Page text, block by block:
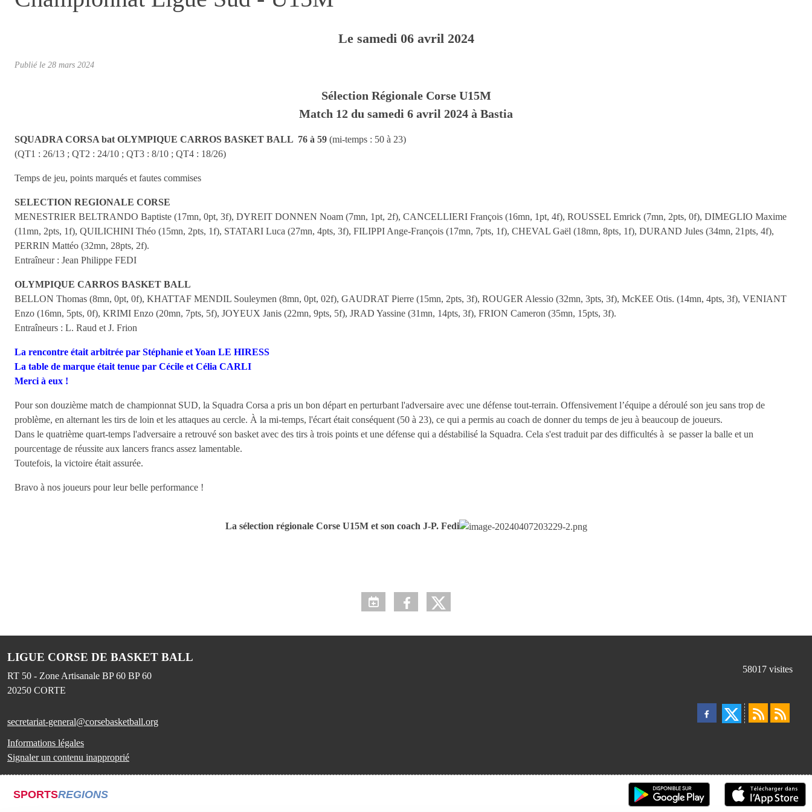
Le samedi 06 avril 2024
Publié le 28 mars 2024
Sélection Régionale Corse U15M
Match 12 du samedi 6 avril 2024 à Bastia
SQUADRA CORSA bat OLYMPIQUE CARROS BASKET BALL 76 à 59 (mi-temps : 50 à 23)
(QT1 : 26/13 ; QT2 : 24/10 ; QT3 : 8/10 ; QT4 : 18/26)
Temps de jeu, points marqués et fautes commises
SELECTION REGIONALE CORSE
MENESTRIER BELTRANDO Baptiste (17mn, 0pt, 3f), DYREIT DONNEN Noam (7mn, 1pt, 2f), CANCELLIERI François (16mn, 1pt, 4f), ROUSSEL Emrick (7mn, 2pts, 0f), DIMEGLIO Maxime
(11mn, 2pts, 1f), QUILICHINI Théo (15mn, 2pts, 1f), STATARI Luca (27mn, 4pts, 3f), FILIPPI Ange-François (17mn, 7pts, 1f), CHEVAL Gaël (18mn, 8pts, 1f), DURAND Jules (34mn, 21pts, 4f),
PERRIN Mattéo (32mn, 28pts, 2f).
Entraîneur : Jean Philippe FEDI
OLYMPIQUE CARROS BASKET BALL
BELLON Thomas (8mn, 0pt, 0f), KHATTAF MENDIL Souleymen (8mn, 0pt, 02f), GAUDRAT Pierre (15mn, 2pts, 3f), ROUGER Alessio (32mn, 3pts, 3f), McKEE Otis. (14mn, 4pts, 3f), VENIANT
Enzo (16mn, 5pts, 0f), KRIMI Enzo (20mn, 7pts, 5f), JOYEUX Janis (22mn, 9pts, 5f), JRAD Yassine (31mn, 14pts, 3f), FRION Cameron (35mn, 15pts, 3f).
Entraîneurs : L. Raud et J. Frion
La rencontre était arbitrée par Stéphanie et Yoan LE HIRESS
La table de marque était tenue par Cécile et Célia CARLI
Merci à eux !
Pour son douzième match de championnat SUD, la Squadra Corsa a pris un bon départ en perturbant l'adversaire avec une défense tout-terrain. Offensivement l’équipe a déroulé son jeu sans trop de
problème, en alternant les tirs de loin et les attaques au cercle. À la mi-temps, l'écart était conséquent (50 à 23), ce qui a permis au coach de donner du temps de jeu à beaucoup de joueurs.
Dans le quatrième quart-temps l'adversaire a retrouvé son basket avec des tirs à trois points et une défense qui a déstabilisé la Squadra. Cela s'est traduit par des difficultés à se passer la balle et un
pourcentage de réussite aux lancers francs assez lamentable.
Toutefois, la victoire était assurée.
Bravo à nos joueurs pour leur belle performance !
La sélection régionale Corse U15M et son coach J-P. Fedi
LIGUE CORSE DE BASKET BALL
RT 50 - Zone Artisanale BP 60 BP 60
20250 CORTE
secretariat-general@corsebasketball.org
Informations légales
Signaler un contenu inapproprié
58017 visites
SPORTSREGIONS